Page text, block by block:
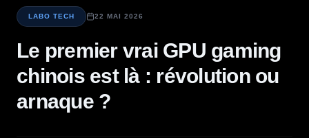
LABO TECH 22 MAI 2026
Le premier vrai GPU gaming
chinois est là : révolution ou
arnaque ?